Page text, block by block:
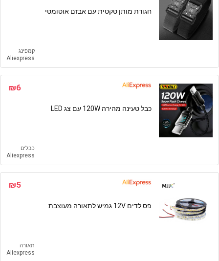
חגורת מותן טקטית עם אבזם אוטומטי
קמפינג
Aliexpress
₪6
כבל טעינה מהירה 120W עם צג LED
כבלים
Aliexpress
₪5
פס לדים 12V גמיש לתאורה מעוצבת
תאורה
Aliexpress